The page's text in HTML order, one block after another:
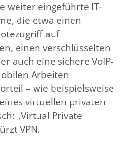
weiter eingeführte IT-
die etwa einen
auf
einen verschlüsselten
auch eine sichere VoIP-
Arbeiten
– wie beispielsweise
virtuellen privaten
„Virtual Private
VPN.